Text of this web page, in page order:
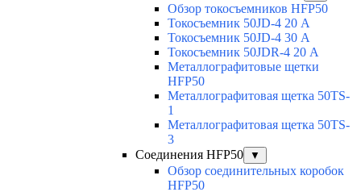
Обзор токосъемников HFP50
Токосъемник 50JD-4 20 А
Токосъемник 50JD-4 30 А
Токосъемник 50JDR-4 20 А
Металлографитовые щетки
HFP50
Металлографитовая щетка 50TS-
1
Металлографитовая щетка 50TS-
3
Соединения HFP50
▼
Обзор соединительных коробок
HFP50